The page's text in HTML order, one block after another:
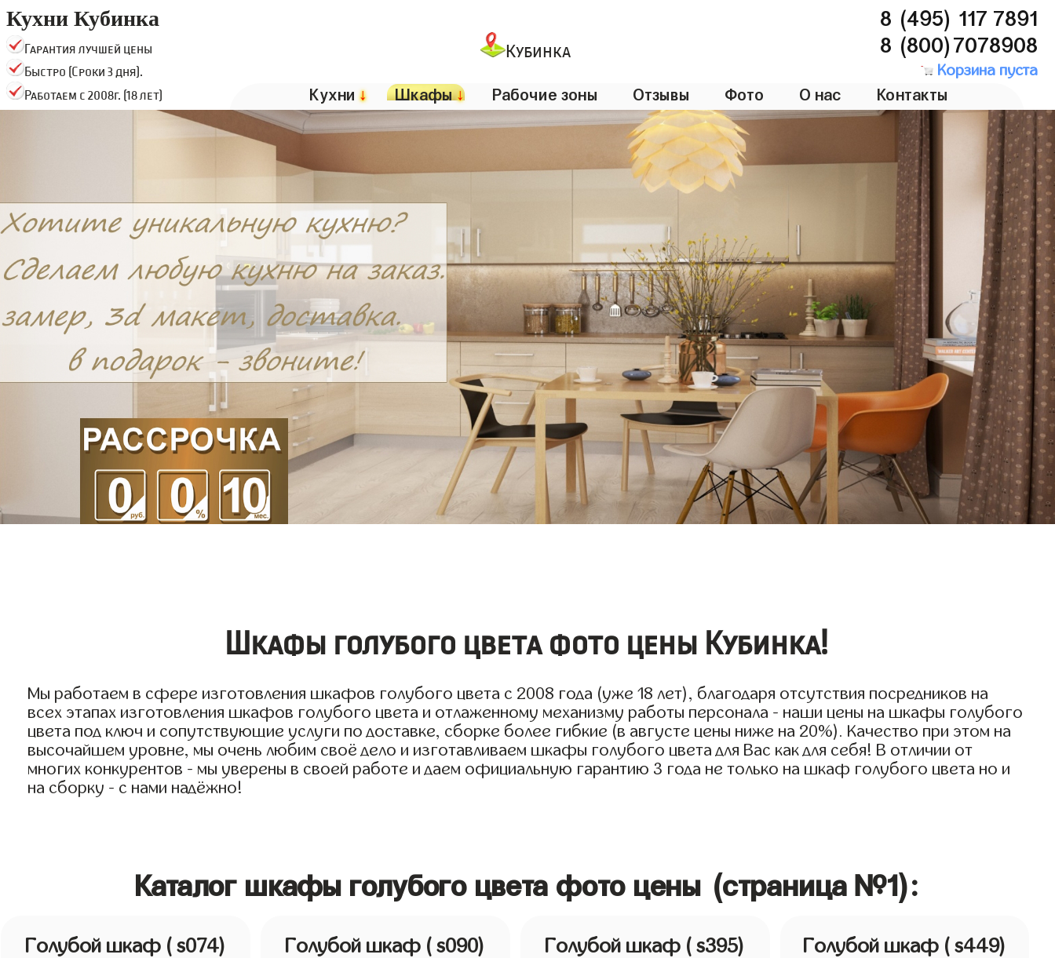
Кухни Кубинка
Гарантия лучшей цены
Быстро (Сроки 3 дня).
Работаем с 2008г. (18 лет)
Кубинка
8 (495) 117 7891
8 (800)7078908
Корзина пуста
Кухни↓ Шкафы↓ Рабочие зоны Отзывы Фото О нас Контакты
Шкафы голубого цвета фото цены Кубинка!
Мы работаем в сфере изготовления шкафов голубого цвета с 2008 года (уже 18 лет), благодаря отсутствия посредников на
всех этапах изготовления шкафов голубого цвета и отлаженному механизму работы персонала - наши цены на шкафы голубого
цвета под ключ и сопутствующие услуги по доставке, сборке более гибкие (в августе цены ниже на 20%). Качество при этом на
высочайшем уровне, мы очень любим своё дело и изготавливаем шкафы голубого цвета для Вас как для себя! В отличии от
многих конкурентов - мы уверены в своей работе и даем официальную гарантию 3 года не только на шкаф голубого цвета но и
на сборку - с нами надёжно!
Каталог шкафы голубого цвета фото цены (страница №1):
Голубой шкаф ( s074) Голубой шкаф ( s090) Голубой шкаф ( s395) Голубой шкаф ( s449)